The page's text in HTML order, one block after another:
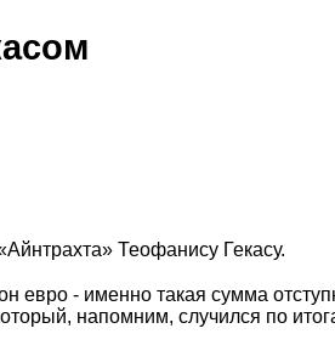
Теофанису Гекасу.
евро - именно такая сумма
напомним, случился по